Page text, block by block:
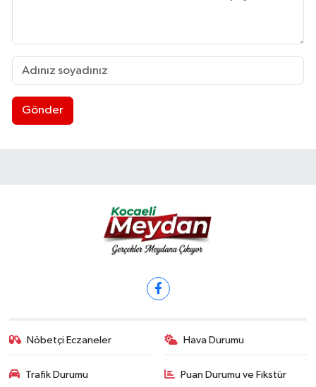
Gönder
Nöbetçi Eczaneler Hava Durumu
Trafik Durumu Puan Durumu ve Fikstür